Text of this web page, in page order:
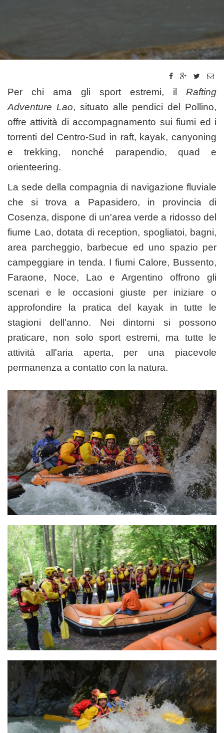
Per chi ama gli sport estremi, il Rafting
Adventure Lao, situato alle pendici del Pollino,
offre attività di accompagnamento sui fiumi ed i
torrenti del Centro-Sud in raft, kayak, canyoning
e trekking, nonché parapendio, quad e
orienteering.
La sede della compagnia di navigazione fluviale
che si trova a Papasidero, in provincia di
Cosenza, dispone di un'area verde a ridosso del
fiume Lao, dotata di reception, spogliatoi, bagni,
area parcheggio, barbecue ed uno spazio per
campeggiare in tenda. I fiumi Calore, Bussento,
Faraone, Noce, Lao e Argentino offrono gli
scenari e le occasioni giuste per iniziare o
approfondire la pratica del kayak in tutte le
stagioni dell'anno. Nei dintorni si possono
praticare, non solo sport estremi, ma tutte le
attività all'aria aperta, per una piacevole
permanenza a contatto con la natura.